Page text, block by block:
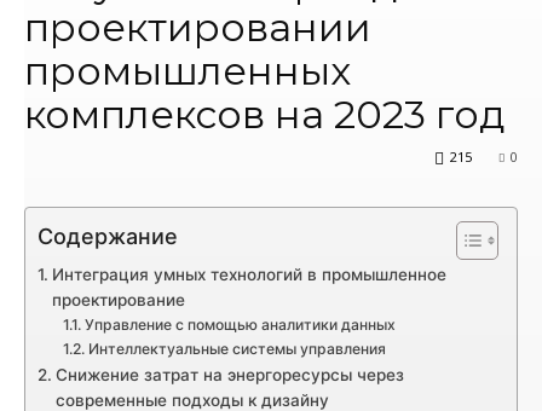
проектировании
промышленных
комплексов на 2023 год
0
215
Содержание
Интеграция умных технологий в промышленное
проектирование
Управление с помощью аналитики данных
Интеллектуальные системы управления
Снижение затрат на энергоресурсы через
современные подходы к дизайну